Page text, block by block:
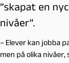
”skapat en
nivåer”.
– Elever kan jobba
men på olika nivåer,